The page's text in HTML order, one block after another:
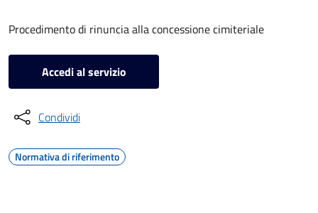
Procedimento di rinuncia alla concessione cimiteriale
Accedi al servizio
Condividi
Normativa di riferimento